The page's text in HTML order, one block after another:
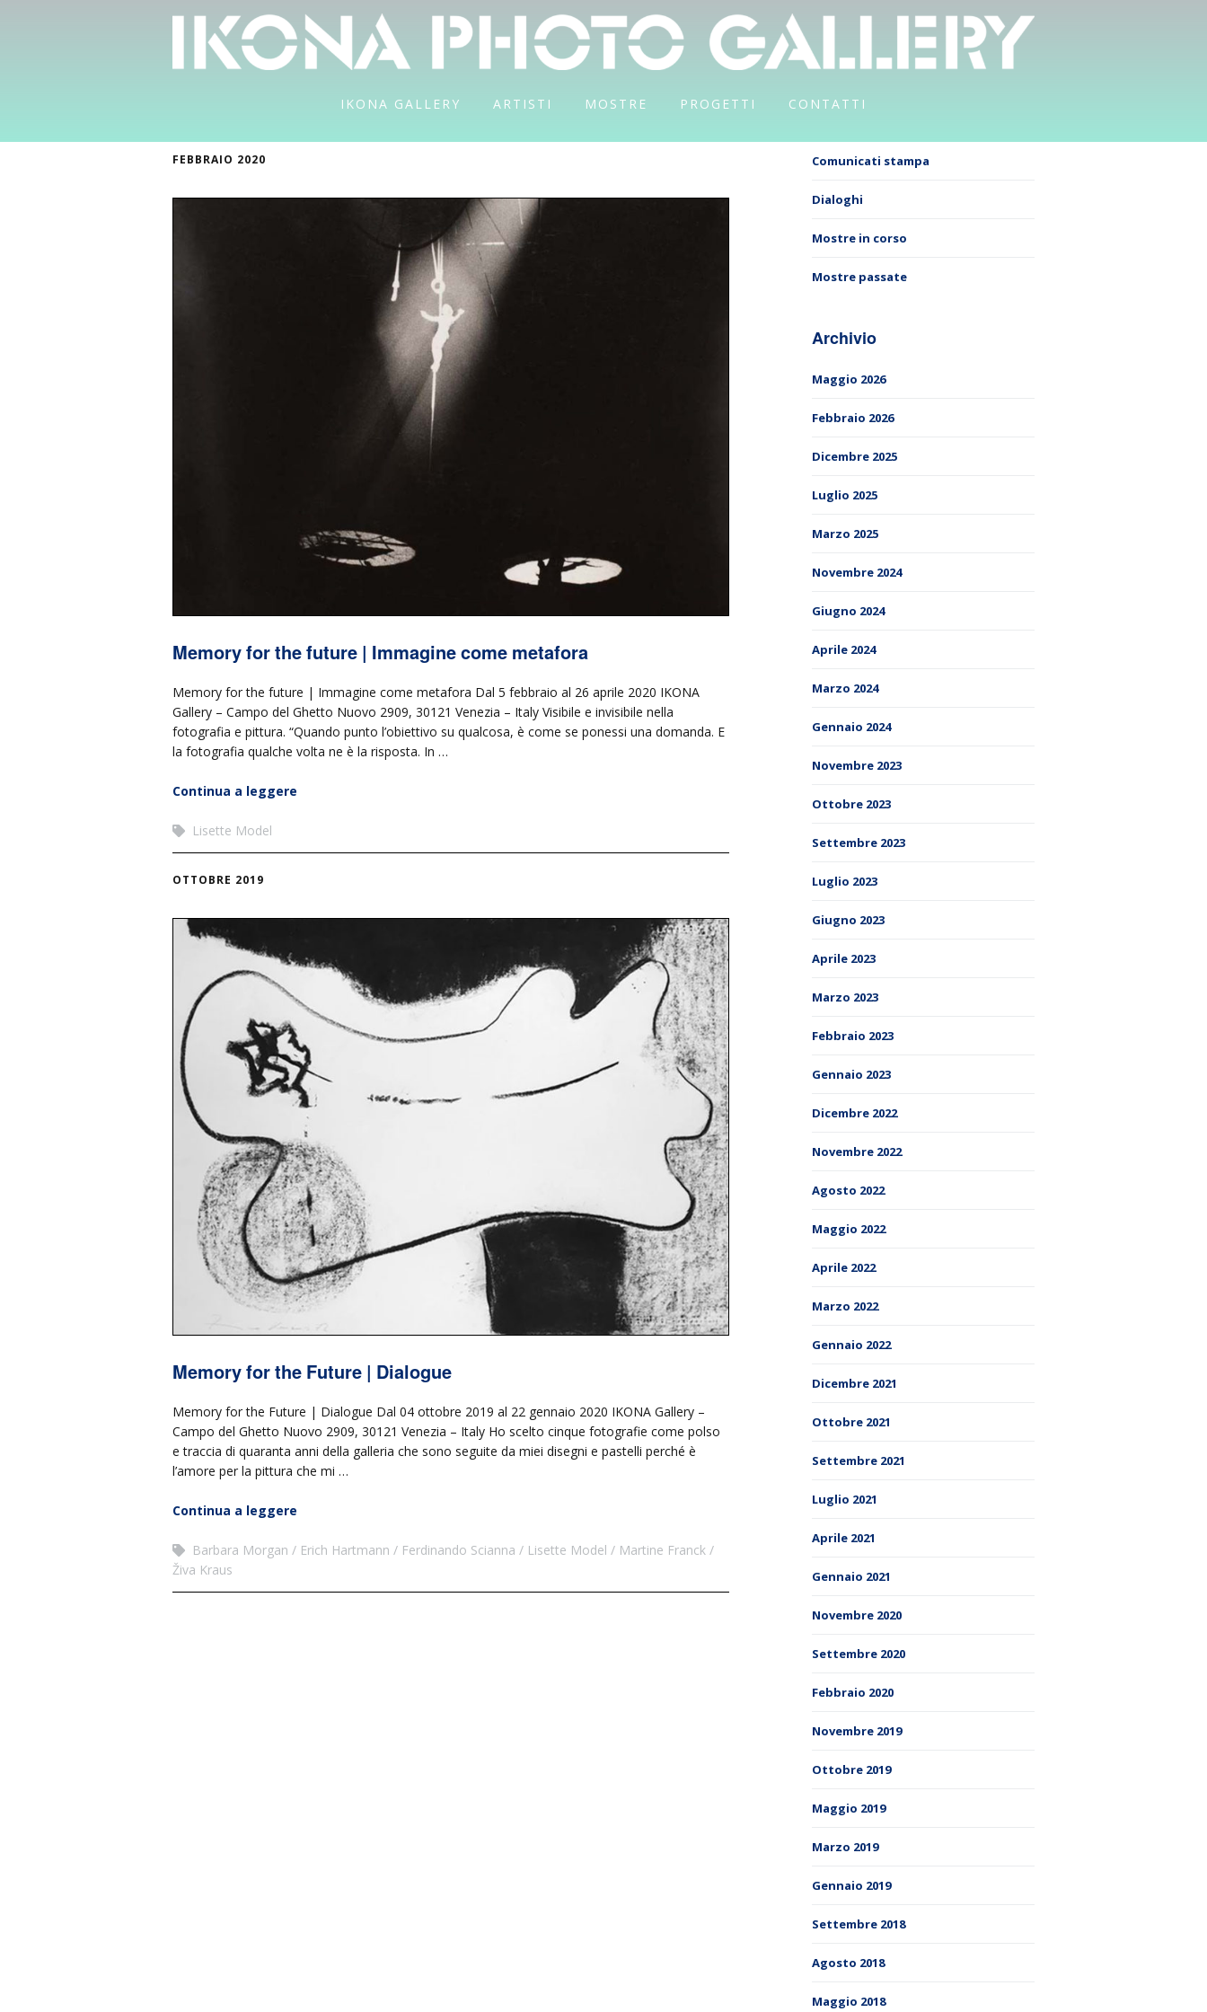
IKONA GALLERY ARTISTI MOSTRE PROGETTI CONTATTI
FEBBRAIO 2020
Memory for the future | Immagine come metafora
Memory for the future | Immagine come metafora Dal 5 febbraio al 26 aprile 2020 IKONA
Gallery – Campo del Ghetto Nuovo 2909, 30121 Venezia – Italy Visibile e invisibile nella
fotografia e pittura. “Quando punto l’obiettivo su qualcosa, è come se ponessi una domanda. E
la fotografia qualche volta ne è la risposta. In …
Continua a leggere
Lisette Model
OTTOBRE 2019
Memory for the Future | Dialogue
Memory for the Future | Dialogue Dal 04 ottobre 2019 al 22 gennaio 2020 IKONA Gallery –
Campo del Ghetto Nuovo 2909, 30121 Venezia – Italy Ho scelto cinque fotografie come polso
e traccia di quaranta anni della galleria che sono seguite da miei disegni e pastelli perché è
l’amore per la pittura che mi …
Continua a leggere
Barbara Morgan Erich Hartmann Ferdinando Scianna Lisette Model
Martine Franck
Živa Kraus
Comunicati stampa
Dialoghi
Mostre in corso
Mostre passate
Archivio
Maggio 2026
Febbraio 2026
Dicembre 2025
Luglio 2025
Marzo 2025
Novembre 2024
Giugno 2024
Aprile 2024
Marzo 2024
Gennaio 2024
Novembre 2023
Ottobre 2023
Settembre 2023
Luglio 2023
Giugno 2023
Aprile 2023
Marzo 2023
Febbraio 2023
Gennaio 2023
Dicembre 2022
Novembre 2022
Agosto 2022
Maggio 2022
Aprile 2022
Marzo 2022
Gennaio 2022
Dicembre 2021
Ottobre 2021
Settembre 2021
Luglio 2021
Aprile 2021
Gennaio 2021
Novembre 2020
Settembre 2020
Febbraio 2020
Novembre 2019
Ottobre 2019
Maggio 2019
Marzo 2019
Gennaio 2019
Settembre 2018
Agosto 2018
Maggio 2018